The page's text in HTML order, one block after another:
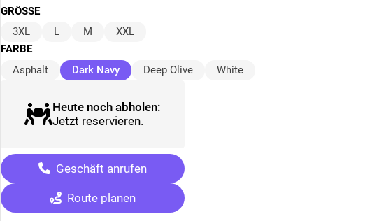
GRÖSSE
3XL
L M
XXL
FARBE
Asphalt
Dark Navy(ausgewählt)
Deep Olive White
Heute noch abholen:
Jetzt reservieren.
Geschäft anrufen
Route planen